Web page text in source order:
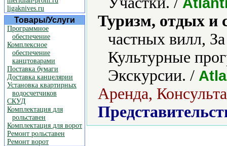
ligaknives.ru
Товары/Услуги
Программное
обеспечение
Комплексное
обеспечение
канцтоварами
Поставка бумаги
Доставка канцелярии
Установка квартирных
водосчетчиков
СКУД
Комплектация для
рольставен
Комплектация для ворот
Ремонт рольставен
Ремонт ворот
Туризм, отдых и
частных вилл,
Культурные
Экскурсии. /
Аренда,